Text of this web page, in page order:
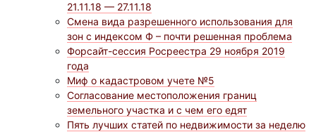
21.11.18 — 27.11.18
Смена вида разрешенного использования для
зон с индексом Ф – почти решенная проблема
Форсайт-сессия Росреестра 29 ноября 2019
года
Миф о кадастровом учете №5
Согласование местоположения границ
земельного участка и с чем его едят
Пять лучших статей по недвижимости за неделю